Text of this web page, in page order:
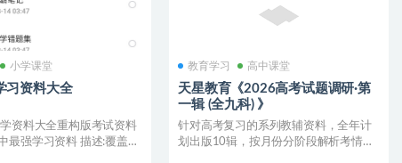
小学课堂
习资料大全
资料大全重构版考试资料
最强学习资料 描述:覆盖小
教育学习 高中课堂
天星教育《2026高考试题调研·第
一辑 (全九科) 》
针对高考复习的系列教辅资料，全年计
划出版10辑，按月份分阶段解析考情。